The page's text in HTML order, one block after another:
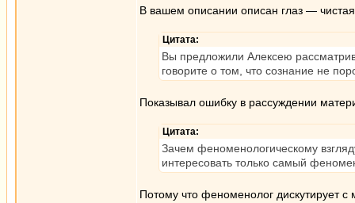
В вашем описании описан глаз —
Цитата:
Вы предложили Алексею
говорите о том, что сознание не
Показывал ошибку в рассуждении
Цитата:
Зачем феноменологическому
интересовать только самый
Потому что феноменолог дискутирует